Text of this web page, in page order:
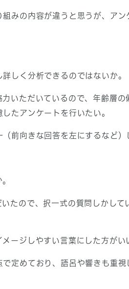
みの内容が違うと思うが、アン
しく分析できるのではないか。
いただいているので、年齢層の
たアンケートを行いたい。
前向きな回答を左にするなど）
たので、択一式の質問しかし
ージしやすい言葉にした方がい
定めており、語呂や響きも重